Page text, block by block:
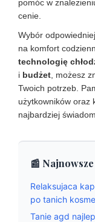
pomóc w
cenie.
Wybór
na komfort
technologię
i budżet , możesz
Twoich potrzeb.
użytkowników oraz
najbardziej
📰
Relaksujaca
po tanich
Tanie agd